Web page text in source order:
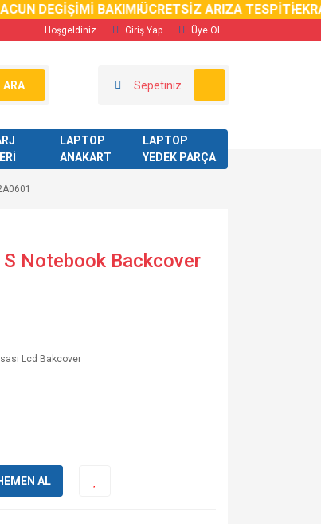
DEGİŞİMİ BAKIMIÜCRETSİZ ARIZA TESPİTİEKRAN
Hoşgeldiniz Giriş Yap Üye Ol
ARA Sepetiniz
LAPTOP
ANAKART
LAPTOP
YEDEK PARÇA
Notebook Backcover
Lcd Bakcover
AL